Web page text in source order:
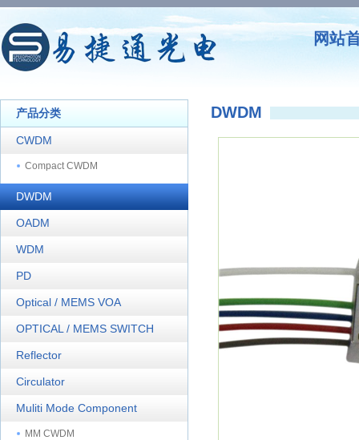
网站
产品分类
CWDM
Compact CWDM
DWDM
OADM
WDM
PD
Optical / MEMS VOA
OPTICAL / MEMS SWITCH
Reflector
Circulator
Muliti Mode Component
MM CWDM
DWDM